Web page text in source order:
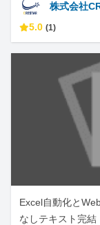
株式会社
5.0 (1)
Excel自動化と
なしテキスト完結